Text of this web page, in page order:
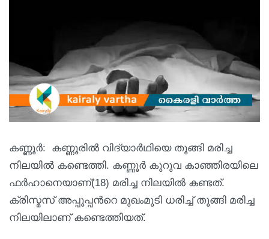
കണ്ണൂർ: കണ്ണൂരില്‍ വിദ്യാര്‍ഥിയെ തൂങ്ങി മരിച്ച
നിലയില്‍ കണ്ടെത്തി. കണ്ണൂർ കുറുവ കാഞ്ഞിരയിലെ
ഫർഹാനെയാണ്(18) മരിച്ച നിലയിൽ കണ്ടത്.
ക്രിസ്മസ് അപ്പൂപ്പന്‍റെ മുഖംമൂടി ധരിച്ച് തൂങ്ങി മരിച്ച
നിലയിലാണ് കണ്ടെത്തിയത്.